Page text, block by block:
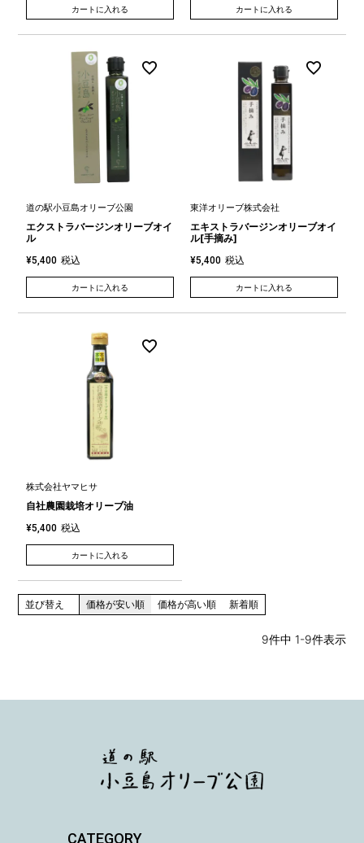
カートに入れる カートに入れる
道の駅小豆島オリーブ公園
エクストラバージンオリーブオイ
ル
¥5,400 税込
カートに入れる
東洋オリーブ株式会社
エキストラバージンオリーブオイ
ル[手摘み]
¥5,400 税込
カートに入れる
株式会社ヤマヒサ
自社農園栽培オリーブ油
¥5,400 税込
カートに入れる
並び替え 価格が安い順 価格が高い順 新着順
9件中 1-9件表示
CATEGORY